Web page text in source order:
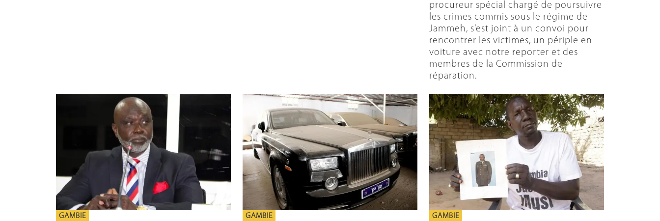
procureur spécial chargé de poursuivre
les crimes commis sous le régime de
Jammeh, s’est joint à un convoi pour
rencontrer les victimes, un périple en
voiture avec notre reporter et des
membres de la Commission de
réparation.
GAMBIE GAMBIE GAMBIE